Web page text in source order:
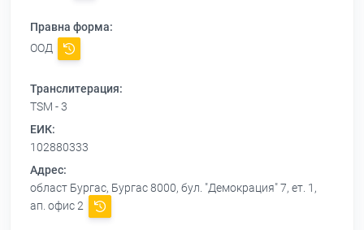
Правна форма:
ООД
Транслитерация:
TSM - 3
ЕИК:
102880333
Адрес:
област Бургас, Бургас 8000, бул. "Демокрация" 7, ет. 1,
ап. офис 2